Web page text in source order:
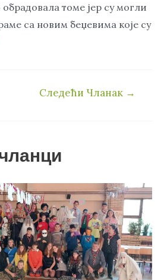
томе јер су могли
са новим беџевима које су
Следећи Чланак →